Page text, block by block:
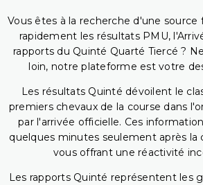
Vous êtes à la recherche d'une
rapidement les résultats PMU,
rapports du Quinté Quarté Tiercé ?
loin, notre plateforme est votre
Les résultats Quinté dévoilent le
premiers chevaux de la course dans
par l'arrivée officielle. Ces
quelques minutes seulement après la
vous offrant une réactivité
Les rapports Quinté représentent les